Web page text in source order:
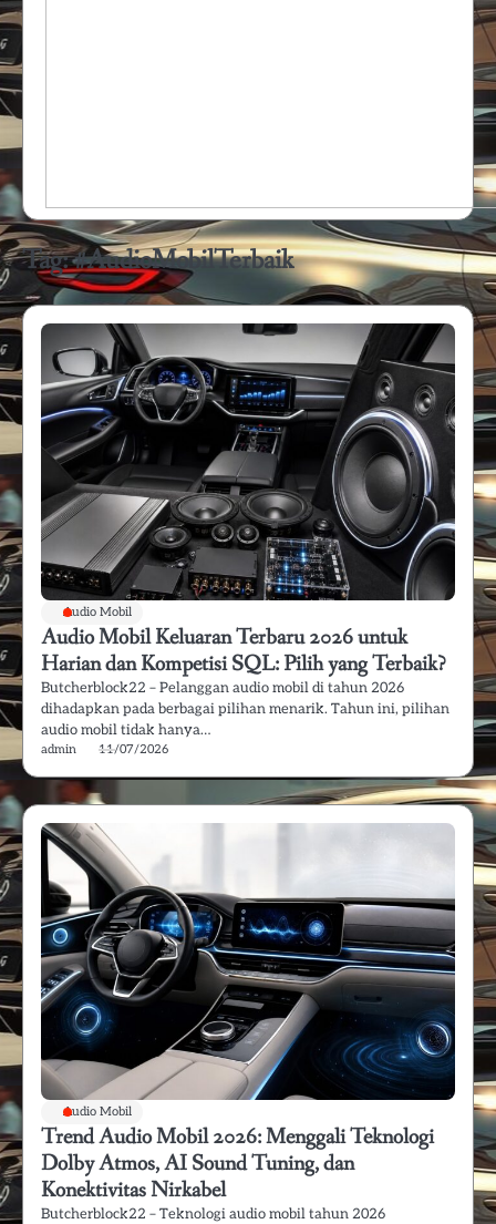
Tag:#AudioMobilTerbaik
Audio Mobil
Audio Mobil Keluaran Terbaru 2026 untuk
Harian dan Kompetisi SQL: Pilih yang Terbaik?
Butcherblock22 – Pelanggan audio mobil di tahun 2026
dihadapkan pada berbagai pilihan menarik. Tahun ini, pilihan
audio mobil tidak hanya…
admin 11/07/2026
Audio Mobil
Trend Audio Mobil 2026: Menggali Teknologi
Dolby Atmos, AI Sound Tuning, dan
Konektivitas Nirkabel
Butcherblock22 – Teknologi audio mobil tahun 2026